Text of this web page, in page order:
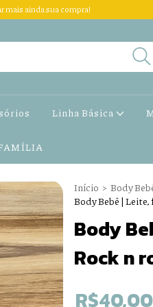
mais ainda sua compra!
Linha Básica
Início > Body
Body Bebê |
Body
Rock n
R$40,00